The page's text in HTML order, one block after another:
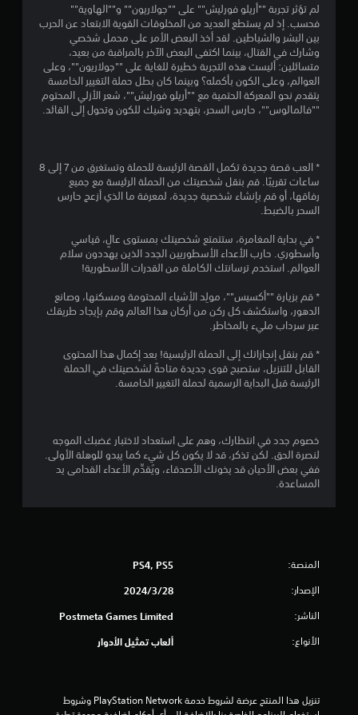
5
ن
ج
م
ج
م
إ
ج
م
1
لم تؤثر تجربة ""أريلو فورليش"" على ""جولاريون"" و""الهاوية""
فحسب. إذ لم يستطع العديد من المخلوقات القوية الابتعاد عن الحرب
بين البشر والشياطين. لقد أخذ البعض الأمر على محمل شخصي
وشارك في القتال، بينما اكتفى البعض الآخر بالمراقبة من بعيد،
متسائلين: أليست هذه التجربة خطيرة للغاية على ""جولاريون""، وعلى
العوالم، وعلى الكون بأكمله؟ وبينما كان بطل حملة التغيير الخامسة
يتقدم نحو المعركة الحتمية مع ""أريلو فورليش""، شعر الأزلي المحتوم
""فالمالوس""، حارس السحر، بتهديد وشيك للكون وتحول إلى القائد.
* العب قصة جديدة تكمل القصة الرئيسة للحملة وتستغرق من 7 إلى 8
ساعات تقريبًا. قم بنقل شخصيتك من الحملة الرئيسة مع جميع
رفاقها، أو قم بإنشاء شخصية جديدة، لمعرفة ما الذي أزعج حارس
السحر بالضبط.
* في بداية المغامرة، ستتمتع شخصيتك بمستوى عالٍ، قياسي
وأسطوري. حارب الأعداء الأسطوريين الجدد الذين يهددون سلام
العوالم. استخدم ترسانتك الكاملة من القدرات الأسطورية!
* قم بزيارة ""أكسيس""، مولِد الأشياء المحتومة ومسكنها، وصانع
الدهور، واستكشف كل ركن من أركان هذا العالم وقم بإيجاد طريقك
عبر سرداب مليء بالمخاطر.
* قم بنقل إنجازاتك إلى الحملة الرئيسية! بعد إكمال هذا المحتوى
القابل للتنزيل، ستصبح قوى جديدة متاحةً لشخصيتك في الحملة
الرئيسة قبل البداية الرسمية لحملة التغيير الخامسة.
خصوم جدد في انتظارك، وهم على استعداد لاختبار غضبك الموجه
لنصرة الحق. لكن تذكر، قد لا يكون كل شيء كما يبدو للوهلة الأولى.
ففي بعض الأحيان قد يخونك الأصدقاء، ويُقدِّم الأعداء القدامى يد
المساعدة.
المنصة: PS4, PS5
الإصدار: 28‏/3‏/2024
الناشر: Postmeta Games Limited
الأنواع: ألعاب تمثيل الأدوار